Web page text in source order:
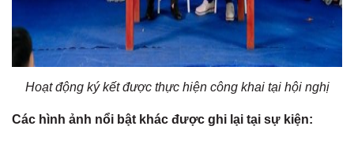
Hoạt động ký kết được thực hiện công khai tại hội nghị
Các hình ảnh nổi bật khác được ghi lại tại sự kiện: